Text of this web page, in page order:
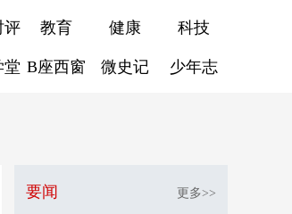
评 教育 健康 科技
堂 B座西窗 微史记 少年志
要闻 更多>>